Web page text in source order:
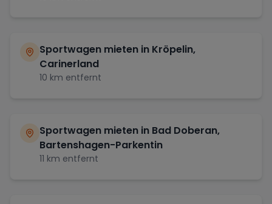
Sportwagen mieten in Kröpelin,
Carinerland
10 km entfernt
Sportwagen mieten in Bad Doberan,
Bartenshagen-Parkentin
11 km entfernt